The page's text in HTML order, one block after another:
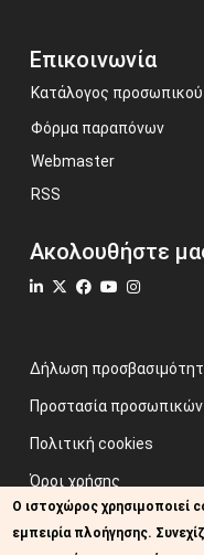
Επικοινωνία
Κατάλογος προσωπικού
Φόρμα παραπόνων
Webmaster
RSS
Ακολουθήστε
Δήλωση
Προστασία
Πολιτική cookies
Όροι χρήσης
Προηγούμενος ιστότοπος
Ο ιστοχώρος χρησιμοποιεί
εμπειρία πλοήγησης.